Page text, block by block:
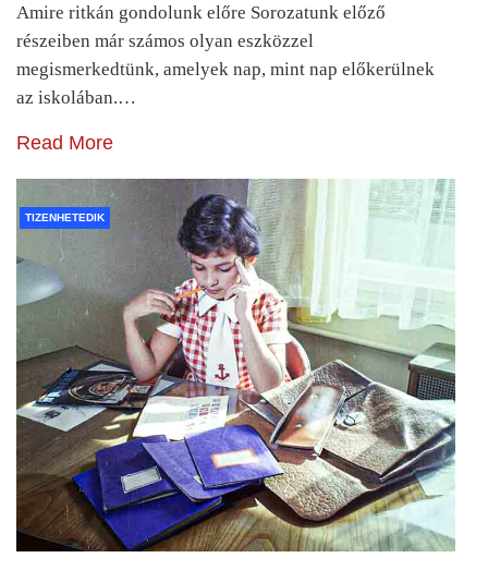
Amire ritkán gondolunk előre Sorozatunk előző
részeiben már számos olyan eszközzel
megismerkedtünk, amelyek nap, mint nap előkerülnek
az iskolában.…
Read More
TIZENHETEDIK